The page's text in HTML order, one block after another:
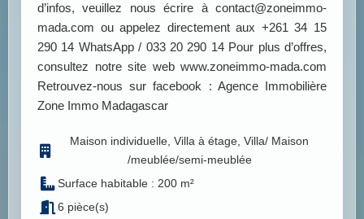
d’infos, veuillez nous écrire à contact@zoneimmo-
mada.com ou appelez directement aux +261 34 15
290 14 WhatsApp / 033 20 290 14 Pour plus d’offres,
consultez notre site web www.zoneimmo-mada.com
Retrouvez-nous sur facebook : Agence Immobilière
Zone Immo Madagascar
Maison individuelle, Villa à étage, Villa/ Maison
/meublée/semi-meublée
Surface habitable : 200 m²
6 pièce(s)